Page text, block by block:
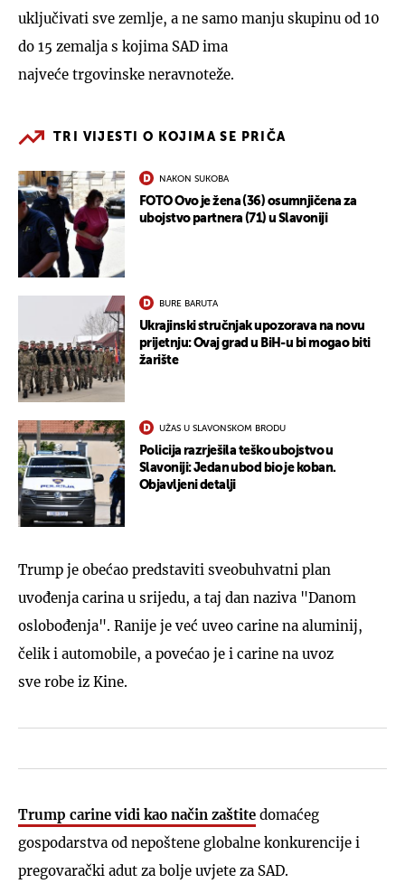
uključivati ​​sve zemlje, a ne samo manju skupinu od 10
do 15 zemalja s kojima SAD ima
najveće trgovinske neravnoteže.
TRI VIJESTI O KOJIMA SE PRIČA
NAKON SUKOBA
FOTO Ovo je žena (36) osumnjičena za
ubojstvo partnera (71) u Slavoniji
BURE BARUTA
Ukrajinski stručnjak upozorava na novu
prijetnju: Ovaj grad u BiH-u bi mogao biti
žarište
UŽAS U SLAVONSKOM BRODU
Policija razrješila teško ubojstvo u
Slavoniji: Jedan ubod bio je koban.
Objavljeni detalji
Trump je obećao predstaviti sveobuhvatni plan
uvođenja carina u srijedu, a taj dan naziva "Danom
oslobođenja". Ranije je već uveo carine na aluminij,
čelik i automobile, a povećao je i carine na uvoz
sve robe iz Kine.
Trump carine vidi kao način zaštite domaćeg
gospodarstva od nepoštene globalne konkurencije i
pregovarački adut za bolje uvjete za SAD.